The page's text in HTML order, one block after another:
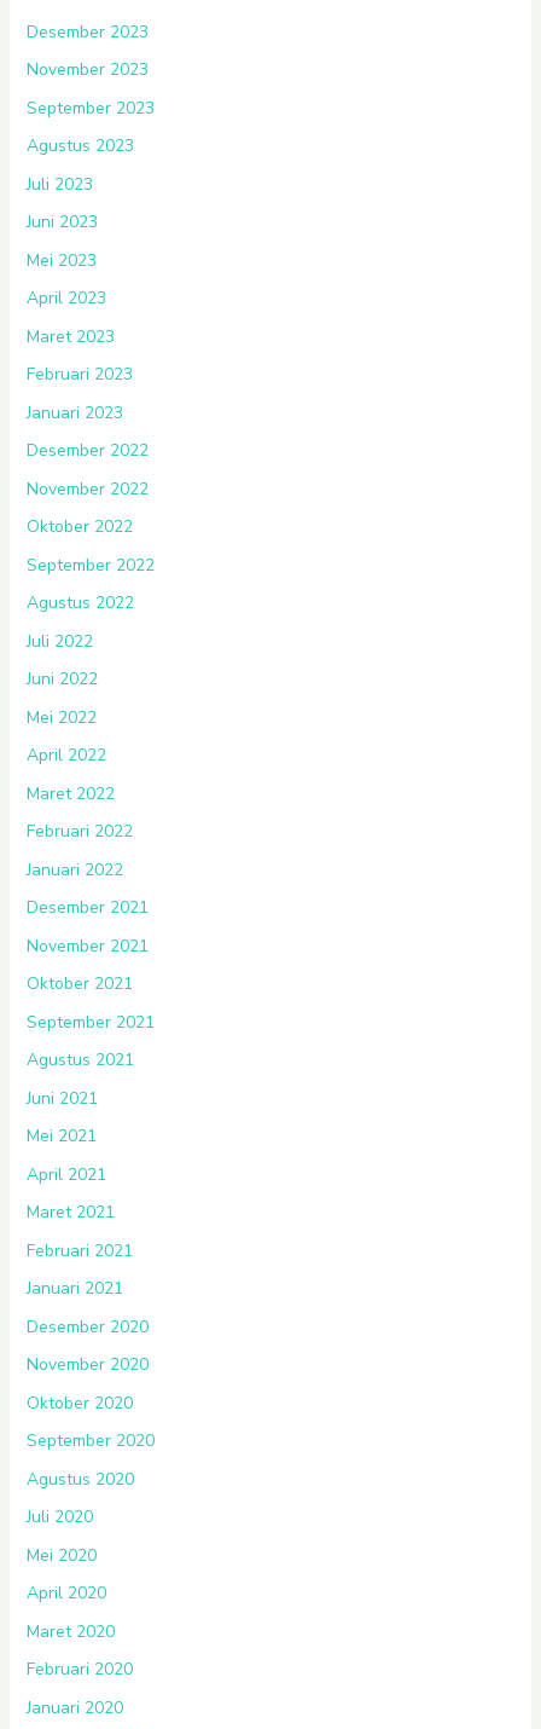
Desember 2023
November 2023
September 2023
Agustus 2023
Juli 2023
Juni 2023
Mei 2023
April 2023
Maret 2023
Februari 2023
Januari 2023
Desember 2022
November 2022
Oktober 2022
September 2022
Agustus 2022
Juli 2022
Juni 2022
Mei 2022
April 2022
Maret 2022
Februari 2022
Januari 2022
Desember 2021
November 2021
Oktober 2021
September 2021
Agustus 2021
Juni 2021
Mei 2021
April 2021
Maret 2021
Februari 2021
Januari 2021
Desember 2020
November 2020
Oktober 2020
September 2020
Agustus 2020
Juli 2020
Mei 2020
April 2020
Maret 2020
Februari 2020
Januari 2020